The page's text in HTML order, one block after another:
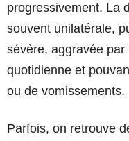
progressivement. La
souvent unilatérale,
sévère, aggravée
quotidienne et
ou de vomissements.
Parfois, on retrouve